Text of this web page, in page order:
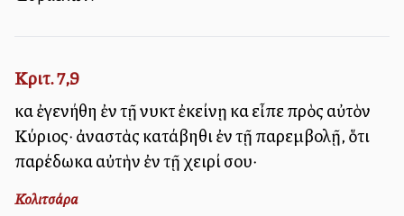
Κριτ. 7,9
καὶ ἐγενήθη ἐν τῇ νυκτὶ ἐκείνῃ καὶ εἶπε πρὸς αὐτὸν
Κύριος· ἀναστὰς κατάβηθι ἐν τῇ παρεμβολῇ, ὅτι
παρέδωκα αὐτὴν ἐν τῇ χειρί σου·
Κολιτσάρα